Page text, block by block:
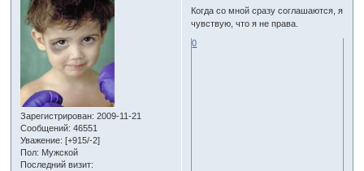
Зарегистрирован: 2009-11-21
Сообщений: 46551
Уважение: [+915/-2]
Пол: Мужской
Последний визит:
Когда со мной сразу соглашаются, я
чувствую, что я не права.
0